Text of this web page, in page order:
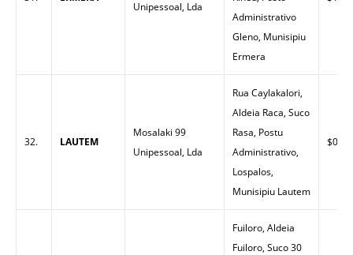
Unipessoal, Lda
Administrativo
Gleno, Munisipiu
Ermera
32. LAUTEM
Mosalaki 99
Unipessoal, Lda
Rua Caylakalori,
Aldeia Raca, Suco
Rasa, Postu
Administrativo,
Lospalos,
Munisipiu Lautem
$0.00
Fuiloro, Aldeia
Fuiloro, Suco 30